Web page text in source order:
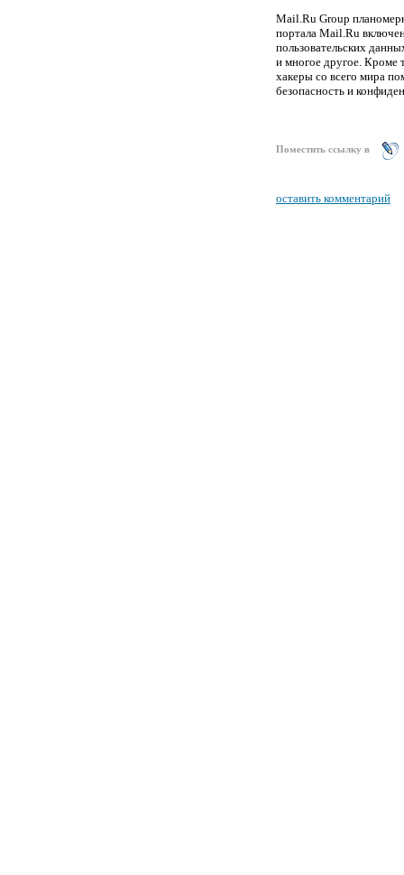
Мail.Ru Group
портала Mail.Ru
пользовательских
и многое другое. Кроме
хакеры со всего мира
безопасность и
Поместить ссылку в
оставить комментарий